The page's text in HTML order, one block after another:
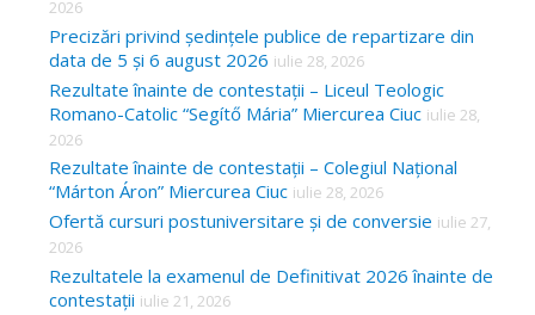
2026
Precizări privind ședințele publice de repartizare din
data de 5 și 6 august 2026 iulie 28, 2026
Rezultate înainte de contestații – Liceul Teologic
Romano-Catolic “Segítő Mária” Miercurea Ciuc iulie 28,
2026
Rezultate înainte de contestații – Colegiul Național
“Márton Áron” Miercurea Ciuc iulie 28, 2026
Ofertă cursuri postuniversitare și de conversie iulie 27,
2026
Rezultatele la examenul de Definitivat 2026 înainte de
contestații iulie 21, 2026